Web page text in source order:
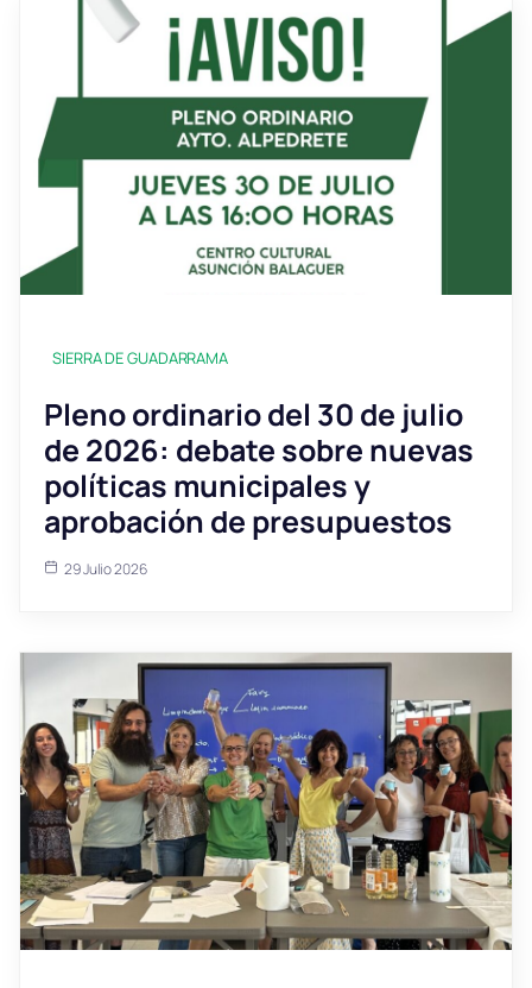
SIERRA DE GUADARRAMA
Pleno ordinario del 30 de julio
de 2026: debate sobre nuevas
políticas municipales y
aprobación de presupuestos
29 Julio 2026